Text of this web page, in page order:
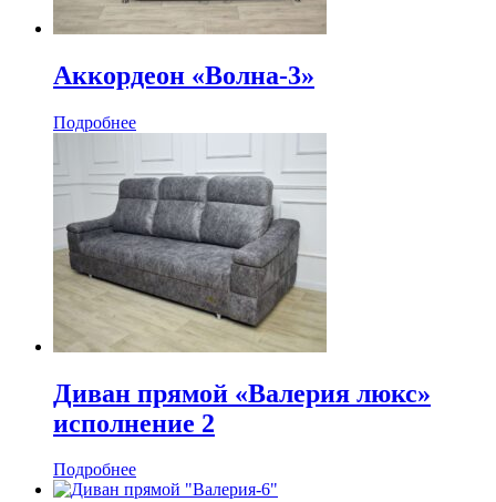
Аккордеон «Волна-3»
Подробнее
Диван прямой «Валерия люкс»
исполнение 2
Подробнее